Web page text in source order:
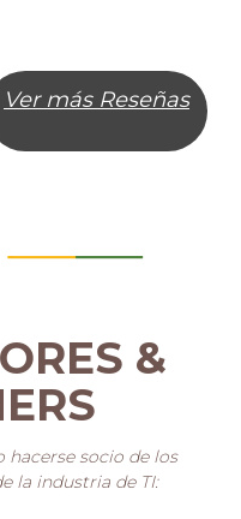
Ver más Reseñas
&
hacerse socio de los
la industria de TI: